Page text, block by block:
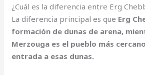
¿Cuál es la diferencia entre Erg
La diferencia principal es que Erg
formación de dunas de arena,
Merzouga es el pueblo más
entrada a esas dunas.